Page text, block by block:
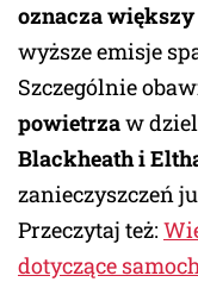
oznacza
wyższe emisje
Szczególnie
powietrzaw
Blackheath i
zanieczyszczeń
Przeczytaj też:
dotyczące